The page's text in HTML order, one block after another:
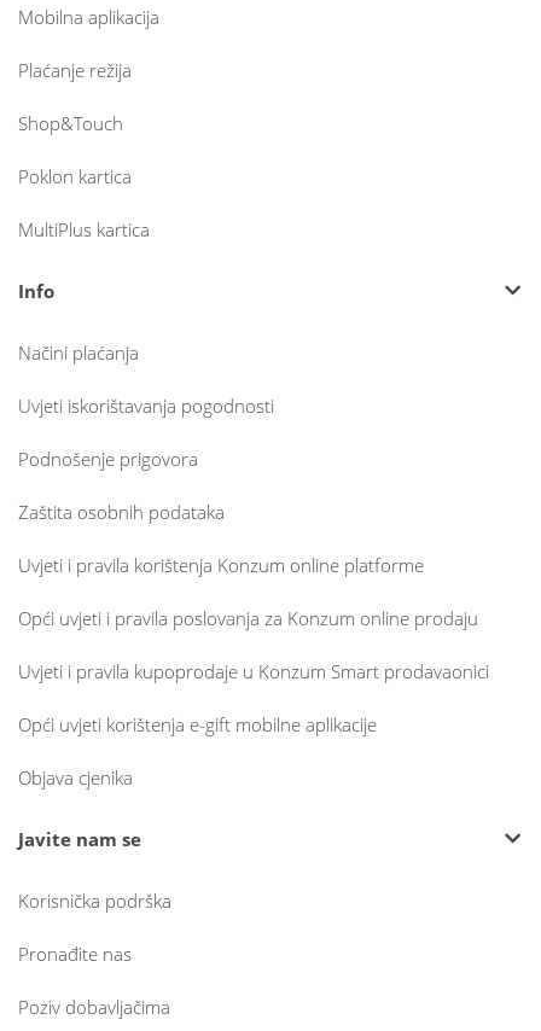
Mobilna aplikacija
Plaćanje režija
Shop&Touch
Poklon kartica
MultiPlus kartica
Info
Načini plaćanja
Uvjeti iskorištavanja pogodnosti
Podnošenje prigovora
Zaštita osobnih podataka
Uvjeti i pravila korištenja Konzum online platforme
Opći uvjeti i pravila poslovanja za Konzum online prodaju
Uvjeti i pravila kupoprodaje u Konzum Smart prodavaonici
Opći uvjeti korištenja e-gift mobilne aplikacije
Objava cjenika
Javite nam se
Korisnička podrška
Pronađite nas
Poziv dobavljačima